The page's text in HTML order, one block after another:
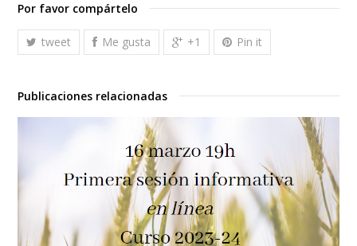
Por favor compártelo
tweet Me gusta +1 Pin it
Publicaciones relacionadas